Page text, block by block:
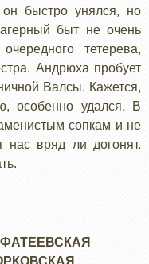
быстро унялся, но
быт не очень
тетерева,
Андрюха пробует
Валсы. Кажется,
особенно удался. В
сопкам и не
нас вряд ли догонят.